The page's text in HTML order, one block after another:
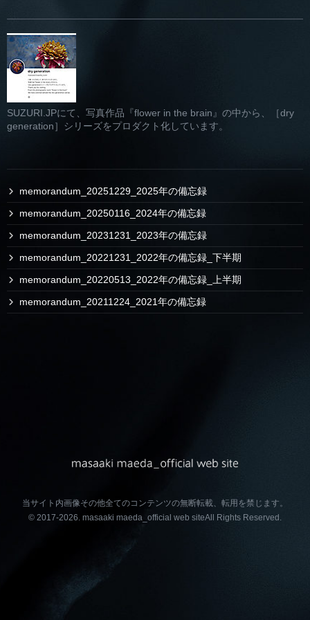
SUZURI.JPにて、写真作品『flower in the brain』の中から、［dry
generation］シリーズをプロダクト化しています。
memorandum_20251229_2025年の備忘録
memorandum_20250116_2024年の備忘録
memorandum_20231231_2023年の備忘録
memorandum_20221231_2022年の備忘録_下半期
memorandum_20220513_2022年の備忘録_上半期
memorandum_20211224_2021年の備忘録
当サイト内画像その他全てのコンテンツの無断転載、転用を禁じます。
© 2017-2026. masaaki maeda_official web siteAll Rights Reserved.